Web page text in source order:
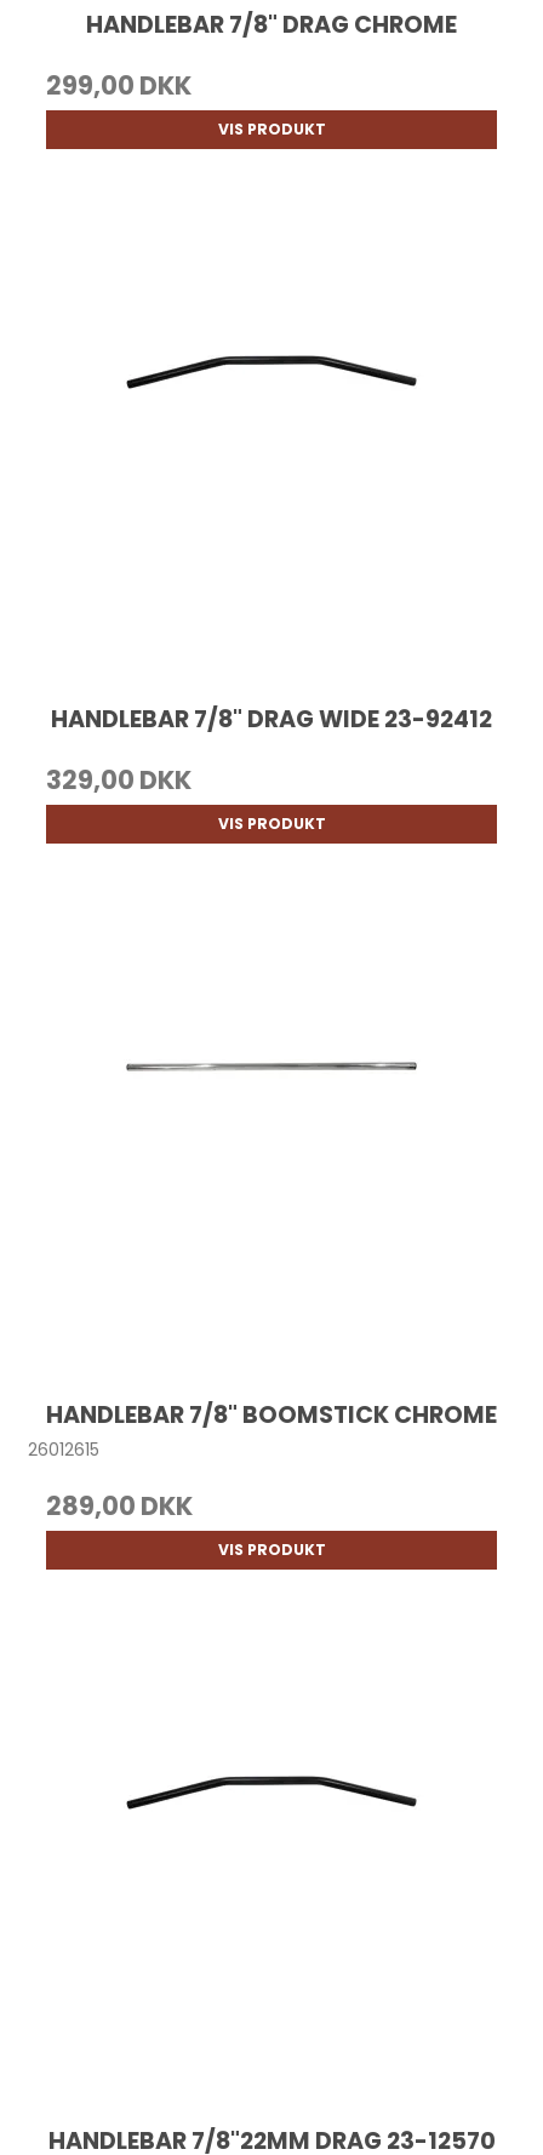
HANDLEBAR 7/8" DRAG CHROME
299,00 DKK
VIS PRODUKT
HANDLEBAR 7/8" DRAG WIDE 23-92412
329,00 DKK
VIS PRODUKT
HANDLEBAR 7/8" BOOMSTICK CHROME
26012615
289,00 DKK
VIS PRODUKT
HANDLEBAR 7/8"22MM DRAG 23-12570